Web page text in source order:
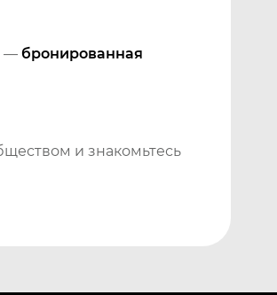
— бронированная
и знакомьтесь